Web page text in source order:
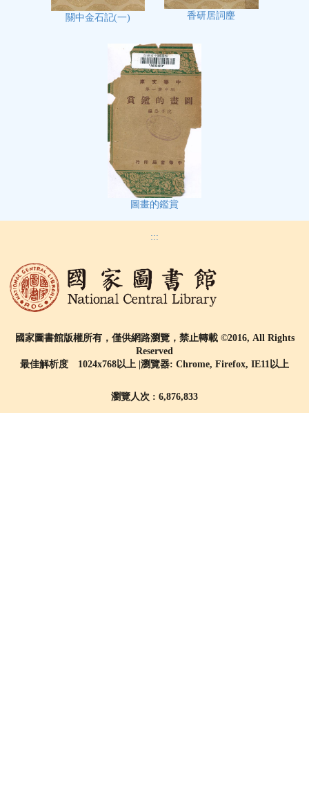
關中金石記(一) 香研居詞麈
圖畫的鑑賞
:::
國家圖書館版權所有，僅供網路瀏覽，禁止轉載 ©2016, All Rights
Reserved
最佳解析度 1024x768以上 |瀏覽器: Chrome, Firefox, IE11以上
瀏覽人次 : 6,876,833